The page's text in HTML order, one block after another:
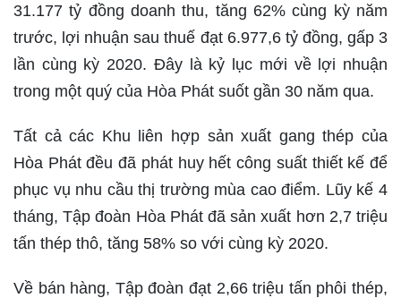
31.177 tỷ đồng doanh thu, tăng 62% cùng kỳ năm
trước, lợi nhuận sau thuế đạt 6.977,6 tỷ đồng, gấp 3
lần cùng kỳ 2020. Đây là kỷ lục mới về lợi nhuận
trong một quý của Hòa Phát suốt gần 30 năm qua.
Tất cả các Khu liên hợp sản xuất gang thép của
Hòa Phát đều đã phát huy hết công suất thiết kế để
phục vụ nhu cầu thị trường mùa cao điểm. Lũy kế 4
tháng, Tập đoàn Hòa Phát đã sản xuất hơn 2,7 triệu
tấn thép thô, tăng 58% so với cùng kỳ 2020.
Về bán hàng, Tập đoàn đạt 2,66 triệu tấn phôi thép,